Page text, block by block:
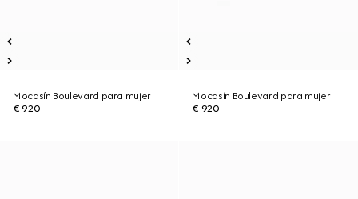
Mocasín Boulevard para mujer
€ 920
Mocasín Boulevard para mujer
€ 920